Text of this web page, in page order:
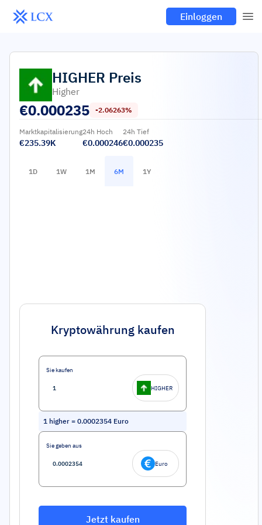
Einloggen
HIGHER Preis
Higher
€0.000235 -2.06263%
Marktkapitalisierung
€235.39K
24h Hoch
€0.000246
24h Tief
€0.000235
1D 1W 1M 6M 1Y
Kryptowährung kaufen
Sie kaufen
HIGHER
1 higher = 0.0002354 Euro
Sie geben aus
Euro
Jetzt kaufen